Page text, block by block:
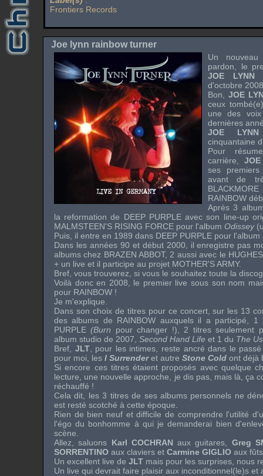
Frontiers Records
Joe lynn rainbow turner
Un
pardon, le
JOE LYNN
d'octobre
Bon, JOE
ceux
une des
dernières
JOE LYNN
cinquantaine
Pour
carrière,
ses
avant de
RAINBOW
Après 3
la reformation de DEEP PURPLEavec son line-up
MALMSTEEN'S RISING FORCE pour l'album Odissey
Puis, il entre en 1989 dans DEEP PURPLE pour l'album
Dans les années 90 et début 2000, il enregistre pas
albums chez BRAZEN ABBOT, 2 aussi avec le
+ un live et il participe au projet MOTHER'S ARMY.
Bref, vous trouverez, si vous le souhaitez toute la
Voilà donc en 2008, le premier live sous son nom
pour RAINBOW !
Je m'explique.
Dans son choix de titres pour ce concert, sur les 13
des albums de RAINBOW auxquels il a participé,
PURPLE (Burn pour changer !), 2 titres seulement
album studio de 2007, Second Hand Life et 1 du The
Bref, JLT, pour les intimes, reste ancré dans le
pour moi, les I Surrenderet autre Stone Cold ont déjà
Si encore ces titres étaient proposés avec quelque
lecture, une nouvelle approche, je dis pas, mais là, ça
réchauffé !
Cela dit, les 3 titres de ses albums personnels ne
est resté scotché à cette époque.
Rien de bien neuf et difficile de comprendre l'utilité
l'égo du bonhomme à qui je demanderai bien
scène.
Allez, saluons Karl COCHRAN aux guitares, Greg
SORRENTINO aux claviers et Carmine GIGLIO aux
Un excellent live de JLT mais pour les surprises, nous
Un live qui devrait faire plaisir aux inconditionnel(le)s et